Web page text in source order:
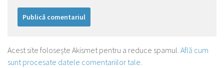
Acest site folosește Akismet pentru a reduce spamul. Află cum
sunt procesate datele comentariilor tale.